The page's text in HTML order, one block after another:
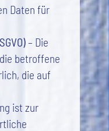
Daten für
– Die
betroffene
die auf
ist zur